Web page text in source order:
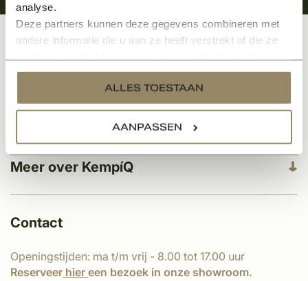
analyse.
Deze partners kunnen deze gegevens combineren met
andere informatie die u aan ze heeft verstrekt of die ze
services.
ALLES TOESTAAN
AANPASSEN
Meer over KempíQ
Klantenservice
Categorieën
Contact
Openingstijden: ma t/m vrij - 8.00 tot 17.00 uur
Reserveer hier een bezoek in onze showroom.